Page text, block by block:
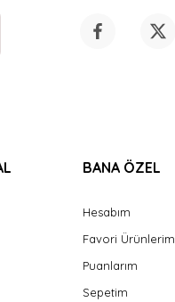
BANA ÖZEL
Hesabım
Favori Ürünlerim
Puanlarım
Sepetim